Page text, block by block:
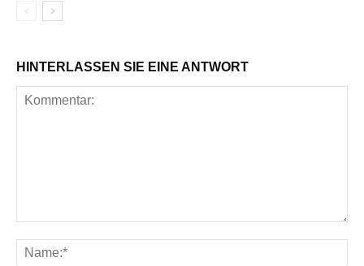
HINTERLASSEN SIE EINE ANTWORT